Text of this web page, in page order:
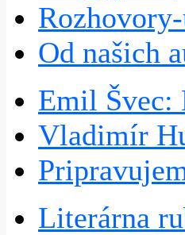
Od našich
Emil Švec:
Vladimír
Literárna